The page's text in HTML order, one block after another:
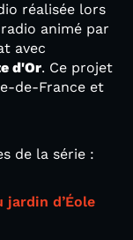
réalisée lors
animé par
avec
d'Or. Ce projet
de-France et
de la série :
jardin d’Éole